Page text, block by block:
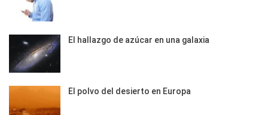
El hallazgo de azúcar en una galaxia
El polvo del desierto en Europa